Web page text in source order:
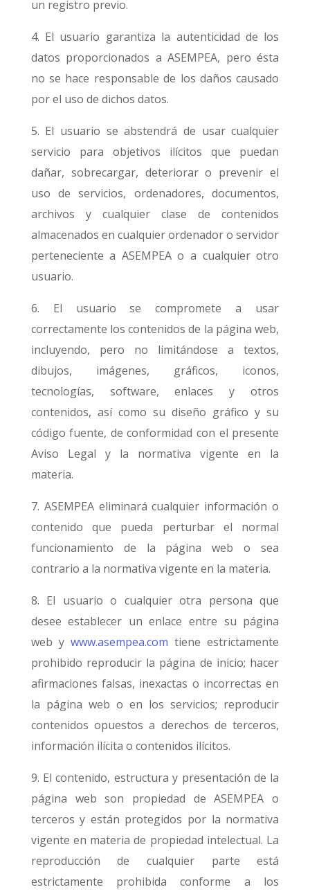
un registro previo.
4. El usuario garantiza la autenticidad de los
datos proporcionados a ASEMPEA, pero ésta
no se hace responsable de los daños causado
por el uso de dichos datos.
5. El usuario se abstendrá de usar cualquier
servicio para objetivos ilícitos que puedan
dañar, sobrecargar, deteriorar o prevenir el
uso de servicios, ordenadores, documentos,
archivos y cualquier clase de contenidos
almacenados en cualquier ordenador o servidor
perteneciente a ASEMPEA o a cualquier otro
usuario.
6. El usuario se compromete a usar
correctamente los contenidos de la página web,
incluyendo, pero no limitándose a textos,
dibujos, imágenes, gráficos, iconos,
tecnologías, software, enlaces y otros
contenidos, así como su diseño gráfico y su
código fuente, de conformidad con el presente
Aviso Legal y la normativa vigente en la
materia.
7. ASEMPEA eliminará cualquier información o
contenido que pueda perturbar el normal
funcionamiento de la página web o sea
contrario a la normativa vigente en la materia.
8. El usuario o cualquier otra persona que
desee establecer un enlace entre su página
web y www.asempea.com tiene estrictamente
prohibido reproducir la página de inicio; hacer
afirmaciones falsas, inexactas o incorrectas en
la página web o en los servicios; reproducir
contenidos opuestos a derechos de terceros,
información ilícita o contenidos ilícitos.
9. El contenido, estructura y presentación de la
página web son propiedad de ASEMPEA o
terceros y están protegidos por la normativa
vigente en materia de propiedad intelectual. La
reproducción de cualquier parte está
estrictamente prohibida conforme a los